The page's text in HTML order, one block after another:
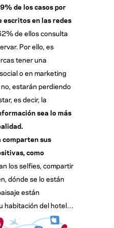
de los casos por
escritos en las redes
de ellos consulta
Por ello, es
tener una
o en marketing
estarán perdiendo
es decir, la
sea lo más
comparten sus
como
los selfies, compartir
dónde se lo están
están
habitación del hotel…